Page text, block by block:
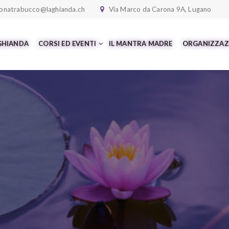
Via Marco da Carona 9A, Lugano
CORSI ED EVENTI IL MANTRA MADRE